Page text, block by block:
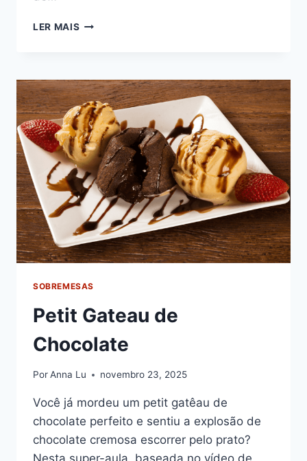
LER MAIS BOLO
COBERTURA
DE
CHOCOLATE
SOBREMESAS
Petit Gateau de
Chocolate
PorAnna Lu novembro 23, 2025
Você já mordeu um petit gatêau de
chocolate perfeito e sentiu a explosão de
chocolate cremosa escorrer pelo prato?